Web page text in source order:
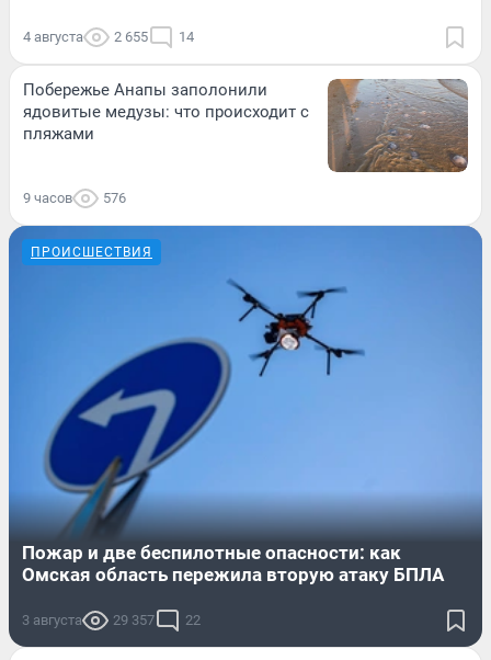
4 августа 2 655 14
Побережье Анапы заполонили
ядовитые медузы: что происходит с
пляжами
9 часов 576
ПРОИСШЕСТВИЯ
Пожар и две беспилотные опасности: как
Омская область пережила вторую атаку БПЛА
3 августа 29 357 22